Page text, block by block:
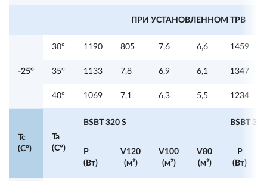
ПРИ УСТАНОВЛЕННОМ ТРВ
-25°
30° 1190 805 7,6 6,6 1459
35° 1133 7,8 6,9 6,1 1347
40° 1069 7,1 6,3 5,5 1234
Tc
(C°)
Ta
(C°)
BSBT 320 S BSBT
P
(Вт)
V120
(м³)
V100
(м³)
V80
(м³)
P
(Вт)